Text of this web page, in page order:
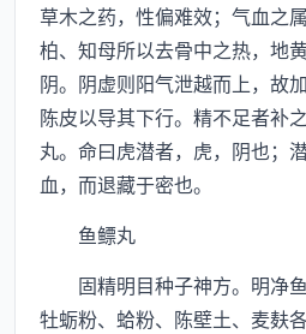
草木之药，性偏难效；气血之
柏、知母所以去骨中之热，地
阴。阴虚则阳气泄越而上，故
陈皮以导其下行。精不足者补
丸。命曰虎潜者，虎，阴也；
血，而退藏于密也。
鱼鳔丸
固精明目种子神方。明净
牡蛎粉、蛤粉、陈壁土、麦